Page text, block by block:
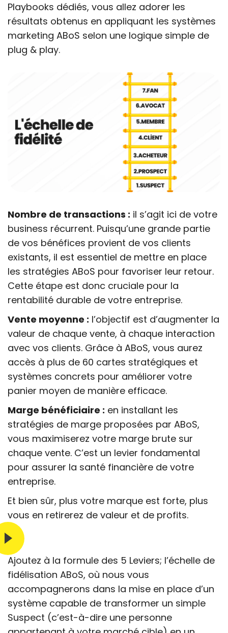
Playbooks dédiés, vous allez adorer les
résultats obtenus en appliquant les systèmes
marketing ABoS selon une logique simple de
plug & play.
Nombre de transactions : il s’agit ici de votre
business récurrent. Puisqu’une grande partie
de vos bénéfices provient de vos clients
existants, il est essentiel de mettre en place
les stratégies ABoS pour favoriser leur retour.
Cette étape est donc cruciale pour la
rentabilité durable de votre entreprise.
Vente moyenne : l’objectif est d’augmenter la
valeur de chaque vente, à chaque interaction
avec vos clients. Grâce à ABoS, vous aurez
accès à plus de 60 cartes stratégiques et
systèmes concrets pour améliorer votre
panier moyen de manière efficace.
Marge bénéficiaire : en installant les
stratégies de marge proposées par ABoS,
vous maximiserez votre marge brute sur
chaque vente. C’est un levier fondamental
pour assurer la santé financière de votre
entreprise.
Et bien sûr, plus votre marque est forte, plus
vous en retirerez de valeur et de profits.
Ajoutez à la formule des 5 Leviers; l’échelle de
fidélisation ABoS, où nous vous
accompagnerons dans la mise en place d’un
système capable de transformer un simple
Suspect (c’est-à-dire une personne